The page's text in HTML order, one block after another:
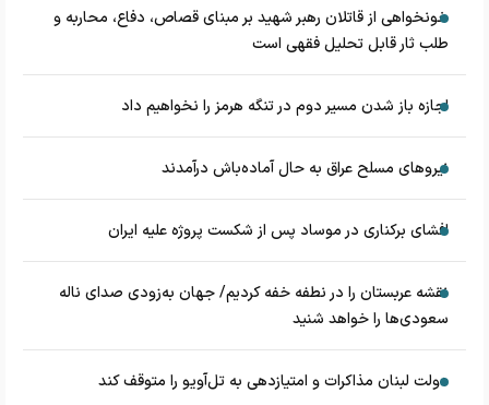
خونخواهی از قاتلان رهبر شهید بر مبنای قصاص، دفاع، محاربه و
طلب ثار قابل تحلیل فقهی است
اجازه باز شدن مسیر دوم در تنگه هرمز را نخواهیم داد
نیروهای مسلح عراق به حال آماده‌باش درآمدند
افشای برکناری در موساد پس از شکست پروژه علیه ایران
نقشه عربستان را در نطفه خفه کردیم/ جهان به‌زودی صدای ناله
سعودی‌ها را خواهد شنید
دولت لبنان مذاکرات و امتیازدهی به تل‌آویو را متوقف کند